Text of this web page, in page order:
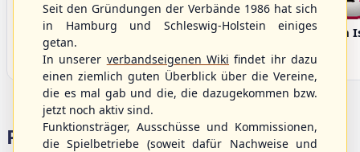
Bargenstedt
Beavers
Elmshorn Alligators Fehmarn
Portalbereiche
Seit den Gründungen der Verbände 1986 hat sich
in Hamburg und Schleswig-Holstein einiges
getan.
In unserer verbandseigenen Wiki findet ihr dazu
einen ziemlich guten Überblick über die Vereine,
die es mal gab und die, die dazugekommen bzw.
jetzt noch aktiv sind.
Funktionsträger, Ausschüsse und Kommissionen,
die Spielbetriebe (soweit dafür Nachweise und